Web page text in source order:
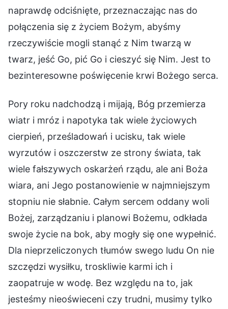
naprawdę odciśnięte, przeznaczając nas do
połączenia się z życiem Bożym, abyśmy
rzeczywiście mogli stanąć z Nim twarzą w
twarz, jeść Go, pić Go i cieszyć się Nim. Jest to
bezinteresowne poświęcenie krwi Bożego serca.
Pory roku nadchodzą i mijają, Bóg przemierza
wiatr i mróz i napotyka tak wiele życiowych
cierpień, prześladowań i ucisku, tak wiele
wyrzutów i oszczerstw ze strony świata, tak
wiele fałszywych oskarżeń rządu, ale ani Boża
wiara, ani Jego postanowienie w najmniejszym
stopniu nie słabnie. Całym sercem oddany woli
Bożej, zarządzaniu i planowi Bożemu, odkłada
swoje życie na bok, aby mogły się one wypełnić.
Dla nieprzeliczonych tłumów swego ludu On nie
szczędzi wysiłku, troskliwie karmi ich i
zaopatruje w wodę. Bez względu na to, jak
jesteśmy nieoświeceni czy trudni, musimy tylko